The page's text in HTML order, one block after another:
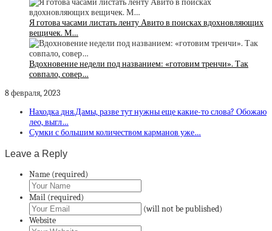
Я готова часами листать ленту Авито в поисках вдохновляющих
вещичек. М…
Вдохновение недели под названием: «готовим тренчи». Так
совпало, совер…
8 февраля, 2023
Находка дня.Дамы, разве тут нужны еще какие-то слова? Обожаю
лео, выгл…
Сумки с большим количеством карманов уже…
Leave a Reply
Name (required)
Mail (required)
(will not be published)
Website